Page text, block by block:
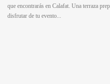
que encontrarás en Calafat. Una terraza
disfrutar de tu evento...